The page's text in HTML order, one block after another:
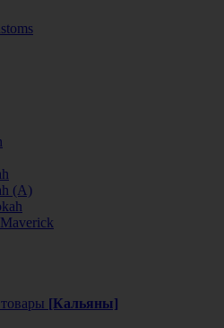
(А)
[Кальяны]